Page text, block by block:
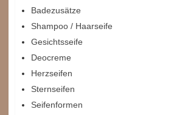
Badezusätze
Shampoo / Haarseife
Gesichtsseife
Deocreme
Herzseifen
Sternseifen
Seifenformen